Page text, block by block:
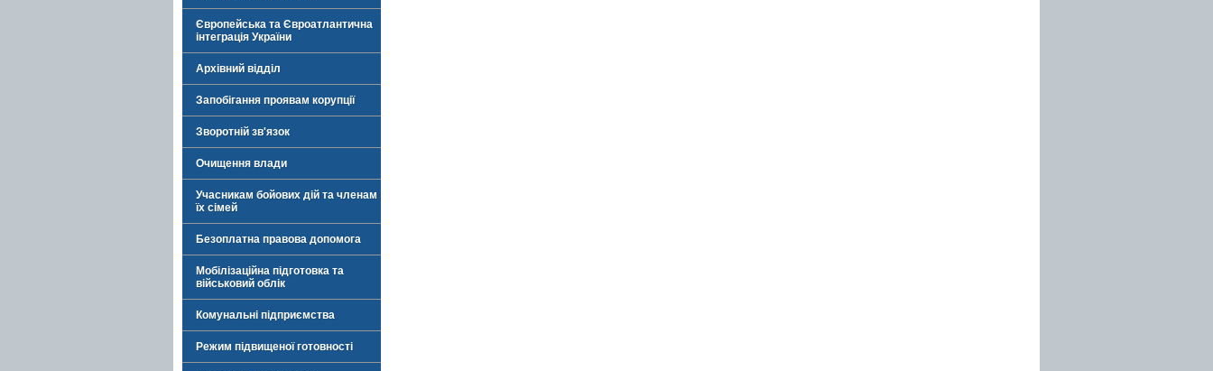
Європейська та Євроатлантична
інтеграція України
Архівний відділ
Запобігання проявам корупції
Зворотній зв'язок
Очищення влади
Учасникам бойових дій та членам
їх сімей
Безоплатна правова допомога
Мобілізаційна підготовка та
військовий облік
Комунальні підприємства
Режим підвищеної готовності